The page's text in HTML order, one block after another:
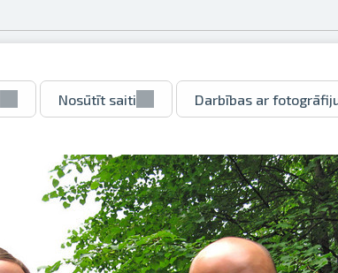
Nosūtīt saiti Darbības ar